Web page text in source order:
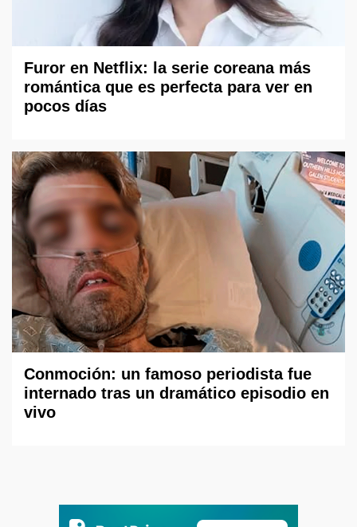
Furor en Netflix: la serie coreana más
romántica que es perfecta para ver en
pocos días
Conmoción: un famoso periodista fue
internado tras un dramático episodio en
vivo